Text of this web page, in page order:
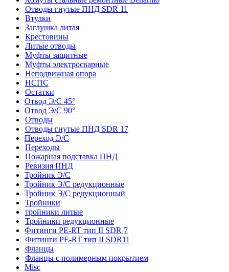
Отводы гнутые ПНД SDR 11
Втулки
Заглушка литая
Крестовины
Литые отводы
Муфты защитные
Муфты электросварные
Неподвижная опора
НСПС
Остатки
Отвод Э/С 45°
Отвод Э/С 90°
Отводы
Отводы гнутые ПНД SDR 17
Переход Э/С
Переходы
Пожарная подставка ПНД
Ревизия ПНД
Тройник Э/С
Тройник Э/С редукционные
Тройник Э/С редукционный
Тройники
тройники литые
Тройники редукционные
Фитинги PE-RT тип II SDR 7
Фитинги PE-RT тип II SDR11
Фланцы
Фланцы с полимерным покрытием
Misc